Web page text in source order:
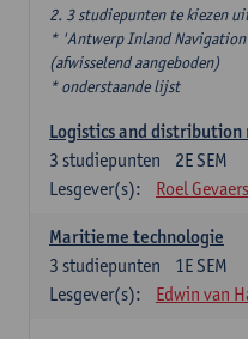
2. 3 studiepunten te kiezen
* 'Antwerp Inland
(afwisselend aangeboden)
* onderstaande lijst
Logistics and distribution
2E SEM
3 studiepunten
Lesgever(s):
Roel Gevaers
Maritieme technologie
1E SEM
3 studiepunten
Lesgever(s):
Edwin van